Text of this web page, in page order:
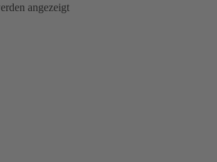
angezeigt